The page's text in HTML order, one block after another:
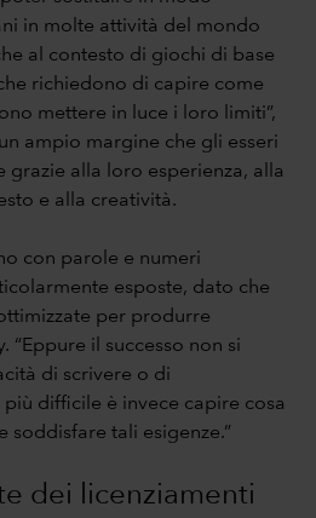
in molte attività del mondo
al contesto di giochi di base
richiedono di capire come
mettere in luce i loro limiti”,
ampio margine che gli esseri
grazie alla loro esperienza, alla
e alla creatività.
con parole e numeri
esposte, dato che
per produrre
“Eppure il successo non si
di scrivere o di
difficile è invece capire cosa
tali esigenze.”
dei licenziamenti